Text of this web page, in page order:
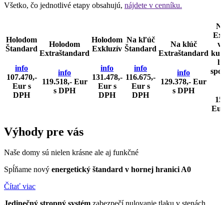
Všetko, čo jednotlivé etapy obsahujú, nájdete v cenníku.
Holodom
Štandard
info
107.470,-
Eur s
DPH
Holodom
Extraštandard
info
119.518,- Eur
s DPH
Holodom
Exkluzív
info
131.478,-
Eur s
DPH
Na kľúč
Štandard
info
116.675,-
Eur s
DPH
Na klúč
Extraštandard
info
129.378,- Eur
s DPH
Výhody pre vás
Naše domy sú nielen krásne ale aj funkčné
Spĺňame nový energetický štandard v hornej hranici A0
Čítať viac